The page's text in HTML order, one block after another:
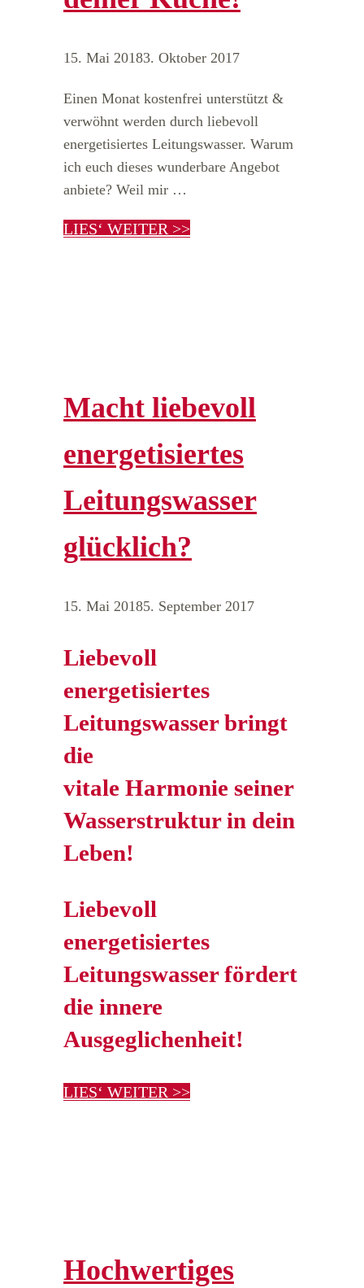
15. Mai 20183. Oktober 2017
Einen Monat kostenfrei unterstützt &
verwöhnt werden durch liebevoll
energetisiertes Leitungswasser. Warum
ich euch dieses wunderbare Angebot
anbiete? Weil mir …
LIES‘ WEITER >>
Macht liebevoll
energetisiertes
Leitungswasser
glücklich?
15. Mai 20185. September 2017
Liebevoll
energetisiertes
Leitungswasser bringt
die
vitale Harmonie seiner
Wasserstruktur in dein
Leben!
Liebevoll
energetisiertes
Leitungswasser fördert
die innere
Ausgeglichenheit!
LIES‘ WEITER >>
Hochwertiges